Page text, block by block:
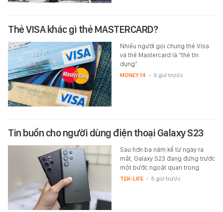
Thẻ VISA khác gì thẻ MASTERCARD?
Nhiều người gọi chung thẻ Visa
và thẻ Mastercard là “thẻ tín
dụng”.
MONEY.14 - 5 giờ trước
Tin buồn cho người dùng điện thoại Galaxy S23
Sau hơn ba năm kể từ ngày ra
mắt, Galaxy S23 đang đứng trước
một bước ngoặt quan trọng.
TEK-LIFE - 5 giờ trước